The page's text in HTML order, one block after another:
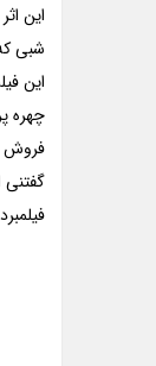
این اثر
شبی که
چهره
فروش